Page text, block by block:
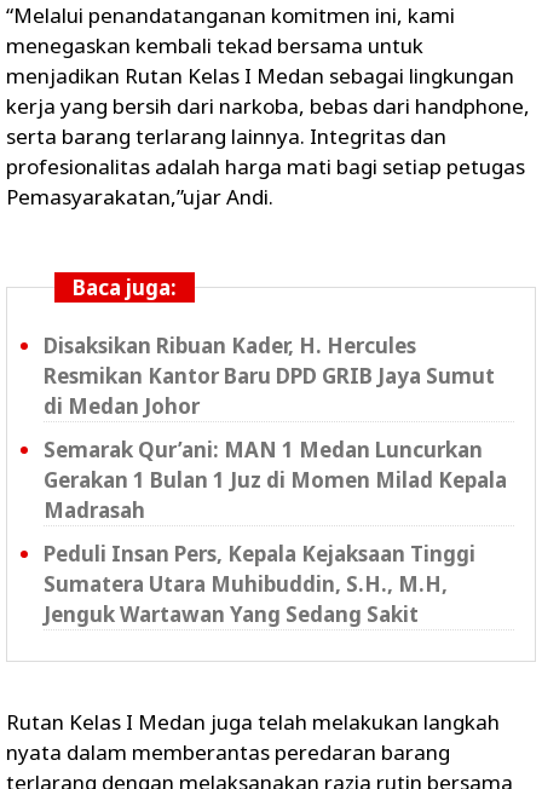
“Melalui penandatanganan komitmen ini, kami
menegaskan kembali tekad bersama untuk
menjadikan Rutan Kelas I Medan sebagai lingkungan
kerja yang bersih dari narkoba, bebas dari handphone,
serta barang terlarang lainnya. Integritas dan
profesionalitas adalah harga mati bagi setiap petugas
Pemasyarakatan,”ujar Andi.
Baca juga:
Disaksikan Ribuan Kader, H. Hercules
Resmikan Kantor Baru DPD GRIB Jaya Sumut
di Medan Johor
Semarak Qur’ani: MAN 1 Medan Luncurkan
Gerakan 1 Bulan 1 Juz di Momen Milad Kepala
Madrasah
Peduli Insan Pers, Kepala Kejaksaan Tinggi
Sumatera Utara Muhibuddin, S.H., M.H,
Jenguk Wartawan Yang Sedang Sakit
Rutan Kelas I Medan juga telah melakukan langkah
nyata dalam memberantas peredaran barang
terlarang dengan melaksanakan razia rutin bersama